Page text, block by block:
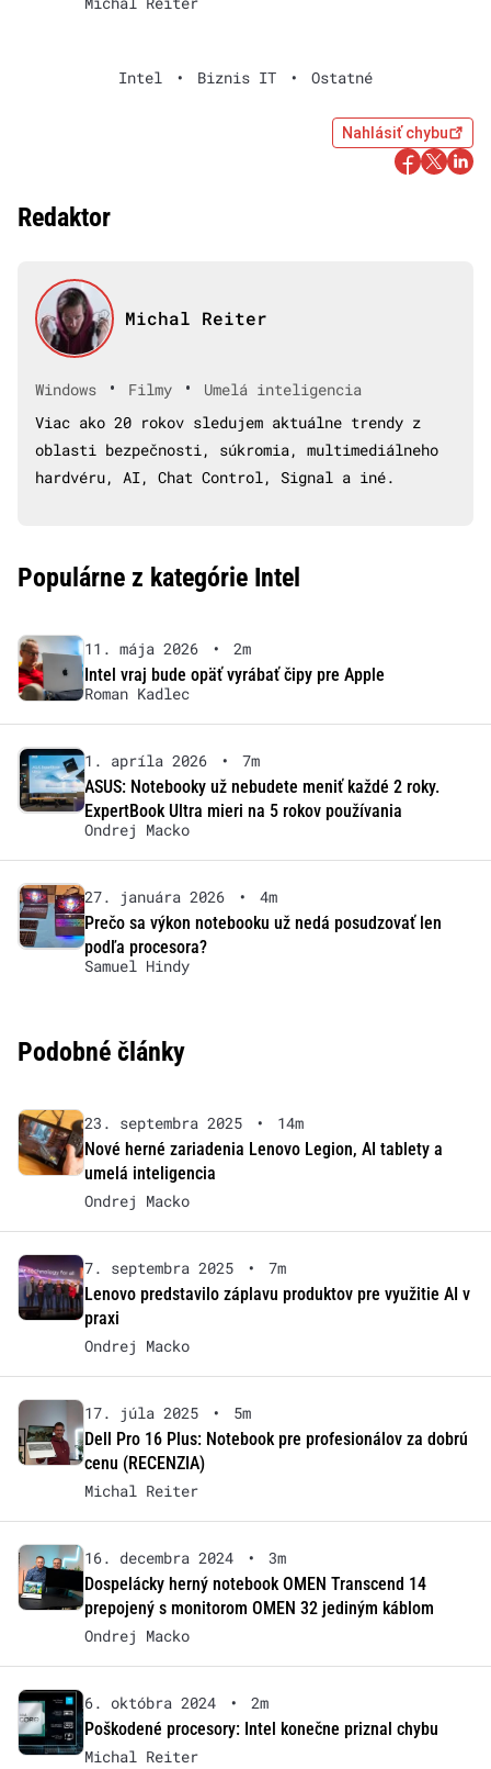
Intel • Biznis IT • Ostatné
Nahlásiť chybu
Redaktor
Michal Reiter
Windows • Filmy •
Umelá inteligencia
Viac ako 20 rokov sledujem aktuálne trendy z
oblasti bezpečnosti, súkromia, multimediálneho
hardvéru, AI, Chat Control, Signal a iné.
Populárne z kategórie Intel
11. mája 2026 •
2m
Intel vraj bude opäť vyrábať čipy pre Apple
Roman Kadlec
1. apríla 2026 •
7m
ASUS: Notebooky už nebudete meniť každé 2 roky.
ExpertBook Ultra mieri na 5 rokov používania
Ondrej Macko
27. januára 2026 •
4m
Prečo sa výkon notebooku už nedá posudzovať len
podľa procesora?
Samuel Hindy
Podobné články
23. septembra 2025 •
14m
Nové herné zariadenia Lenovo Legion, AI tablety a
umelá inteligencia
Ondrej Macko
7. septembra 2025 •
7m
Lenovo predstavilo záplavu produktov pre využitie AI v
praxi
Ondrej Macko
17. júla 2025 •
5m
Dell Pro 16 Plus: Notebook pre profesionálov za dobrú
cenu (RECENZIA)
Michal Reiter
16. decembra 2024 •
3m
Dospelácky herný notebook OMEN Transcend 14
prepojený s monitorom OMEN 32 jediným káblom
Ondrej Macko
6. októbra 2024 •
2m
Poškodené procesory: Intel konečne priznal chybu
Michal Reiter